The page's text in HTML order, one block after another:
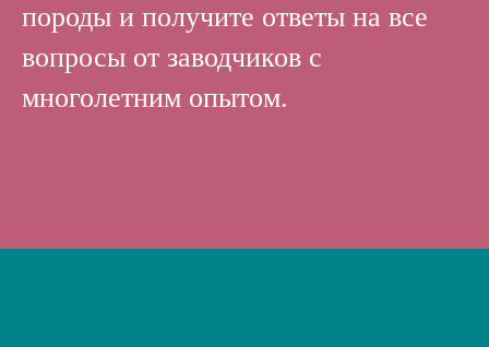
породы и получите ответы на все
вопросы от заводчиков с
многолетним опытом.